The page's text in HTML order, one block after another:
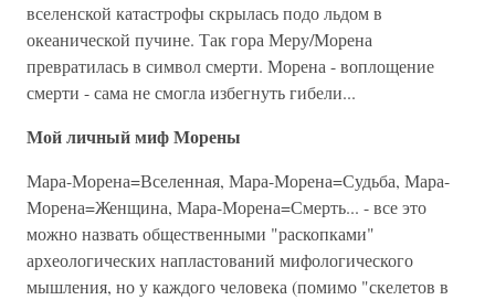
вселенской катастрофы скрылась подо льдом в
океанической пучине. Так гора Меру/Морена
превратилась в символ смерти. Морена - воплощение
смерти - сама не смогла избегнуть гибели...
Мой личный миф Морены
Мара-Морена=Вселенная, Мара-Морена=Судьба, Мара-
Морена=Женщина, Мара-Морена=Смерть... - все это
можно назвать общественными "раскопками"
археологических напластований мифологического
мышления, но у каждого человека (помимо "скелетов в